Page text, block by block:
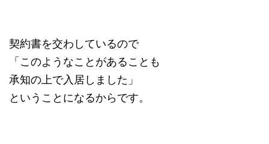
契約書を交わしているので
「このようなことがあることも
承知の上で入居しました」
ということになるからです。